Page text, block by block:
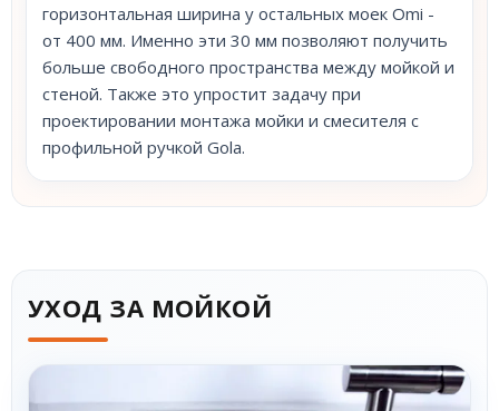
горизонтальная ширина у остальных моек Omi -
от 400 мм. Именно эти 30 мм позволяют получить
больше свободного пространства между мойкой и
стеной. Также это упростит задачу при
проектировании монтажа мойки и смесителя с
профильной ручкой Gola.
УХОД ЗА МОЙКОЙ